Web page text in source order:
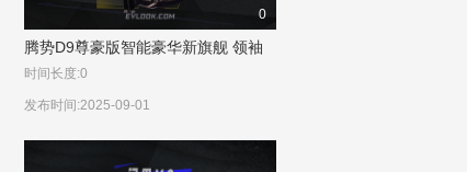
0
腾势D9尊豪版智能豪华新旗舰 领袖
时间长度:0
发布时间:2025-09-01